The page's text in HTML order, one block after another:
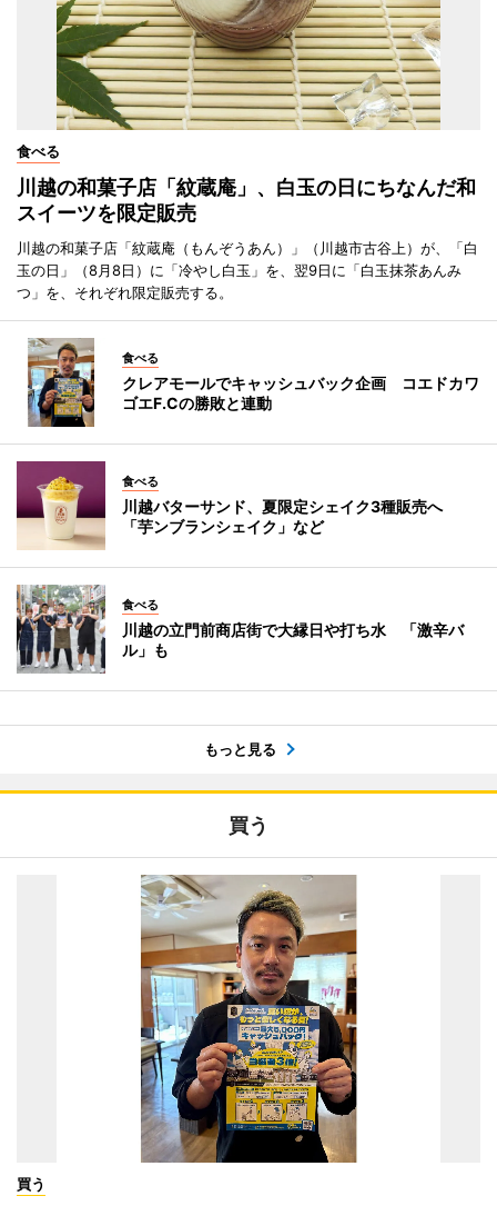
食べる
川越の和菓子店「紋蔵庵」、白玉の日にちなんだ和
スイーツを限定販売
川越の和菓子店「紋蔵庵（もんぞうあん）」（川越市古谷上）が、「白
玉の日」（8月8日）に「冷やし白玉」を、翌9日に「白玉抹茶あんみ
つ」を、それぞれ限定販売する。
食べる
クレアモールでキャッシュバック企画 コエドカワ
ゴエF.Cの勝敗と連動
食べる
川越バターサンド、夏限定シェイク3種販売へ
「芋ンブランシェイク」など
食べる
川越の立門前商店街で大縁日や打ち水 「激辛バ
ル」も
もっと見る
買う
買う